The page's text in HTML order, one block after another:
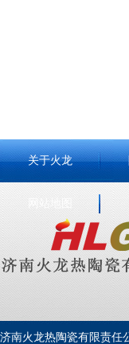
关于火龙
网站地图
济南火龙热陶瓷有限责任